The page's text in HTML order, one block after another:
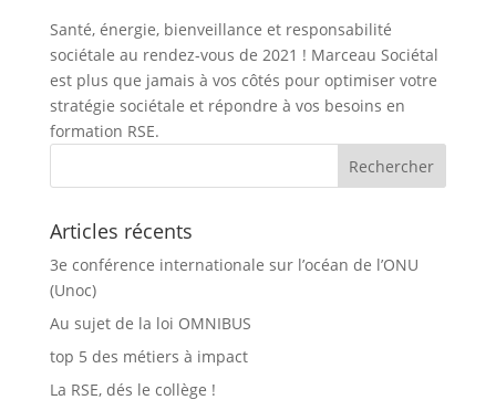
Santé, énergie, bienveillance et responsabilité
sociétale au rendez-vous de 2021 ! Marceau Sociétal
est plus que jamais à vos côtés pour optimiser votre
stratégie sociétale et répondre à vos besoins en
formation RSE.
Articles récents
3e conférence internationale sur l’océan de l’ONU
(Unoc)
Au sujet de la loi OMNIBUS
top 5 des métiers à impact
La RSE, dés le collège !